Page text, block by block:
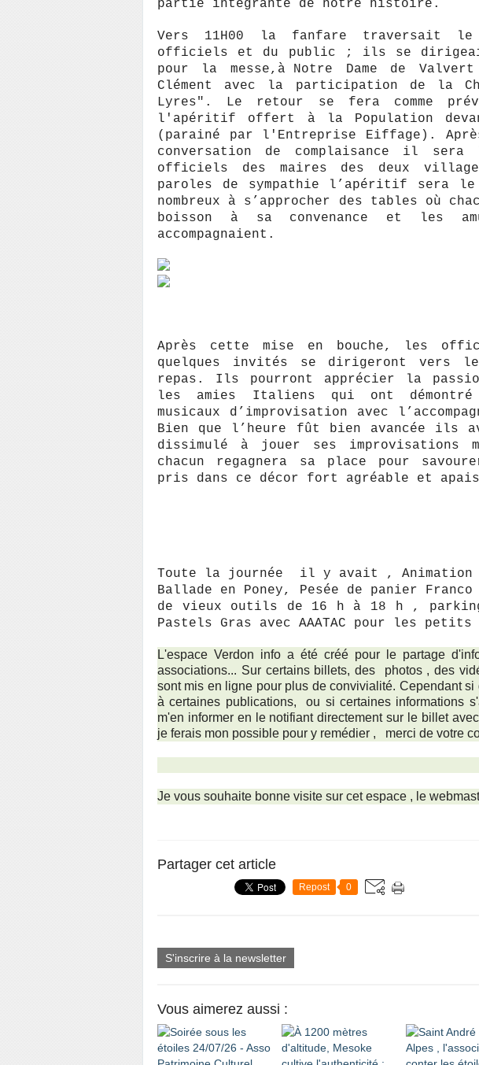
partie intégrante de notre histoire.
Vers 11H00 la fanfare traversait
officiels et du public ; ils se
pour la messe,à
Notre Dame de
Clément avec la participation de la
Lyres" . Le retour se fera comme
l' apéritif offert à la Population
(parainé par l'Entreprise Eiffage) .
conversation de complaisance il sera
officiels des maires des deux
paroles de sympathie l’apéritif sera
nombreux à s’approcher des tables où
boisson à sa convenance et les
accompagnaient.
Après cette mise en bouche, les
quelques invités se dirigeront vers
repas. Ils pourront apprécier la
les amies Italiens qui ont
musicaux d’improvisation avec
Bien que l’heure fût bien avancée ils
dissimulé à jouer ses improvisations
chacun regagnera sa place pour
pris dans ce décor fort agréable et
Toute la journée il y avait , Animation
Ballade en Poney, Pesée de panier
de vieux outils de 16 h à 18 h ,
Pastels Gras avec AAATAC pour les
L'espace Verdon info a été créé pour le partage
associations... Sur certains billets, des photos , des
sont mis en ligne pour plus de convivialité. Cependant
à certaines publications, ou si certaines informations
m'en informer en le notifiant directement sur le billet
je ferais mon possible pour y remédier ,
merci de votre
Je vous souhaite bonne visite sur cet espace , le
Partager cet article
Repost 0
S'inscrire à la newsletter
Vous aimerez aussi :